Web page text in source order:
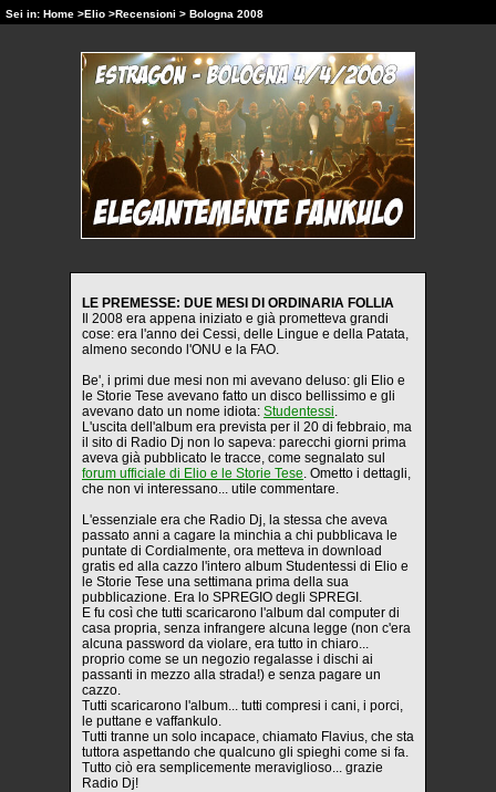
Sei in: Home >Elio >Recensioni > Bologna 2008
LE PREMESSE: DUE MESI DI ORDINARIA FOLLIA
Il 2008 era appena iniziato e già prometteva grandi
cose: era l'anno dei Cessi, delle Lingue e della Patata,
almeno secondo l'ONU e la FAO.
Be', i primi due mesi non mi avevano deluso: gli Elio e
le Storie Tese avevano fatto un disco bellissimo e gli
avevano dato un nome idiota: Studentessi
L'uscita dell'album era prevista per il 20 di febbraio, ma
il sito di Radio Dj non lo sapeva: parecchi giorni prima
aveva già pubblicato le tracce, come segnalato sul
forum ufficiale di Elio e le Storie Tese . Ometto i dettagli,
che non vi interessano... utile commentare.
L'essenziale era che Radio Dj, la stessa che aveva
passato anni a cagare la minchia a chi pubblicava le
puntate di Cordialmente, ora metteva in download
gratis ed alla cazzo l'intero album Studentessi di Elio e
le Storie Tese una settimana prima della sua
pubblicazione. Era lo SPREGIO degli SPREGI.
E fu così che tutti scaricarono l'album dal computer di
casa propria, senza infrangere alcuna legge (non c'era
alcuna password da violare, era tutto in chiaro...
proprio come se un negozio regalasse i dischi ai
passanti in mezzo alla strada!) e senza pagare un
cazzo.
Tutti scaricarono l'album... tutti compresi i cani, i porci,
le puttane e vaffankulo.
Tutti tranne un solo incapace, chiamato Flavius, che sta
tuttora aspettando che qualcuno gli spieghi come si fa.
Tutto ciò era semplicemente meraviglioso... grazie
Radio Dj!